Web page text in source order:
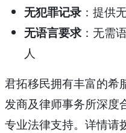
无犯罪记录 ：提供
无语言要求 ：无需
人
君拓移民拥有丰富的希
发商及律师事务所深度
专业法律支持。详情请